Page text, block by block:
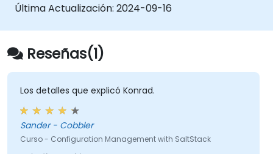
Última Actualización: 2024-09-16
Reseñas(1)
Los detalles que explicó Konrad.
Sander - Cobbler
Curso - Configuration Management with SaltStack